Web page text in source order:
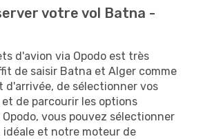
votre vol Batna -
d'avion via Opodo est très
de saisir Batna et Alger comme
d'arrivée, de sélectionner vos
de parcourir les options
vous pouvez sélectionner
et notre moteur de